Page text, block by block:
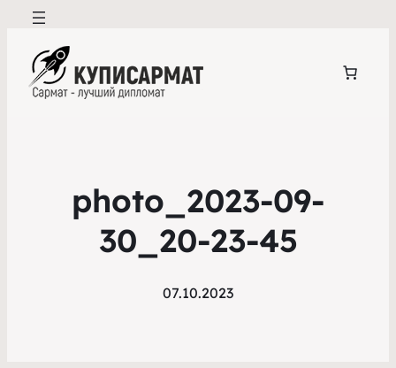
photo_2023-09-
30_20-23-45
07.10.2023